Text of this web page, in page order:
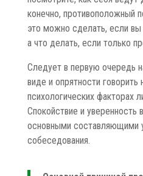
конечно, противоположный
это можно сделать, если
а что делать, если только
Следует в первую очередь
виде и опрятности
психологических факторах
Спокойствие и уверенность
основными составляющими
собеседования.